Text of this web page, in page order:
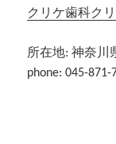
クリケ歯科ク
所在地: 神奈川
phone: 045-871-